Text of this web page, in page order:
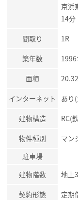
京浜
14分
間取り 1R
築年数
面積
インターネット あり
建物構造 RC(
物件種別
マン
駐車場
建物階数
地上
契約形態 定期